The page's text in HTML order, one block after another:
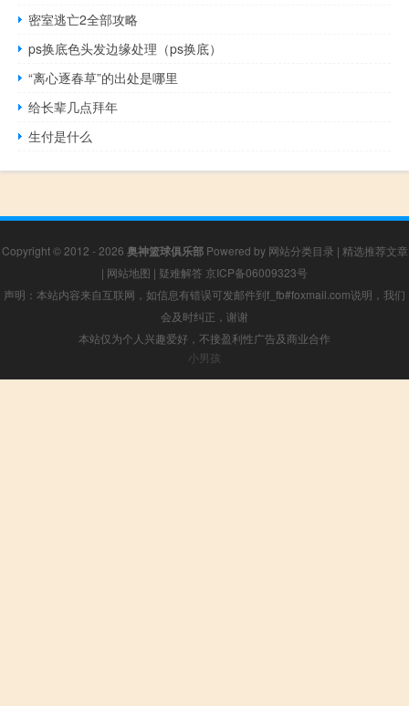
密室逃亡2全部攻略
ps换底色头发边缘处理（ps换底）
“离心逐春草”的出处是哪里
给长辈几点拜年
生付是什么
Copyright © 2012 - 2026 奥神篮球俱乐部Powered by 网站分类目录 | 精选推荐文章
| 网站地图 | 疑难解答 京ICP备06009323号
声明：本站内容来自互联网，如信息有错误可发邮件到f_fb#foxmail.com说明，我们
会及时纠正，谢谢
本站仅为个人兴趣爱好，不接盈利性广告及商业合作
小男孩